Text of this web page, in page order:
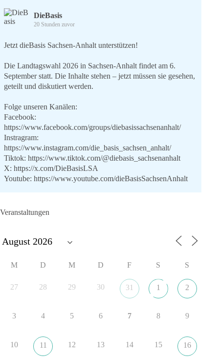
DieBasis
20 Stunden zuvor
Jetzt dieBasis Sachsen-Anhalt unterstützen!
Die Landtagswahl 2026 in Sachsen-Anhalt findet am 6.
September statt. Die Inhalte stehen – jetzt müssen sie gesehen,
geteilt und diskutiert werden.
Folge unseren Kanälen:
Facebook:
https://www.facebook.com/groups/diebasissachsenanhalt/
Instragram:
https://www.instagram.com/die_basis_sachsen_anhalt/
Tiktok: https://www.tiktok.com/@diebasis_sachsenanhalt
X: https://x.com/DieBasisLSA
Youtube: https://www.youtube.com/dieBasisSachsenAnhalt
lohnt, dieBasis zu wählen.
22 Auf Facebook ansehen
DieBasis
1 Tag zuvor
Veranstaltungen
M D M D F S S
27 28 29 30 31 1 2
3 4 5 6 7 8 9
10 11 12 13 14 15 16